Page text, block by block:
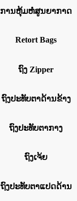
ການຫຸ້ມຫໍ່ສູນຍາກາດ
Retort Bags
ຖົງ Zipper
ຖົງປະທັບຕາດ້ານຂ້າງ
ຖົງປະທັບຕາກາງ
ຖົງເຈ້ຍ
ຖົງປະທັບຕາແປດດ້ານ